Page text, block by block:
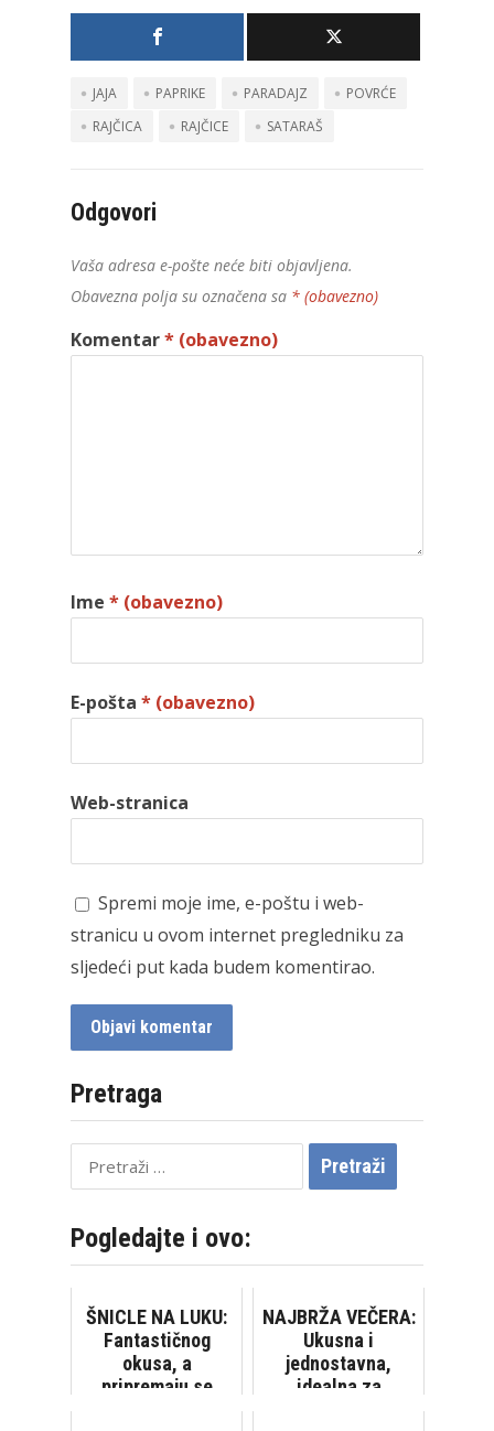
JAJA PAPRIKE PARADAJZ
POVRĆE
RAJČICA
RAJČICE SATARAŠ
Odgovori
Vaša adresa e-pošte neće biti objavljena.
Obavezna polja su označena sa * (obavezno)
Komentar* (obavezno)
Ime * (obavezno)
E-pošta * (obavezno)
Web-stranica
Spremi moje ime, e-poštu i web-
stranicu u ovom internet pregledniku za
sljedeći put kada budem komentirao.
Pretraga
Pretraži:
Pogledajte i ovo:
ŠNICLE NA LUKU:
Fantastičnog
okusa, a
pripremaju se
NAJBRŽA VEČERA:
Ukusna i
jednostavna,
idealna za